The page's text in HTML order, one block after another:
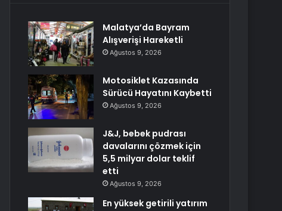
Malatya’da Bayram
Alışverişi Hareketli
Ağustos 9, 2026
Motosiklet Kazasında
Sürücü Hayatını Kaybetti
Ağustos 9, 2026
J&J, bebek pudrası
davalarını çözmek için
5,5 milyar dolar teklif
etti
Ağustos 9, 2026
En yüksek getirili yatırım